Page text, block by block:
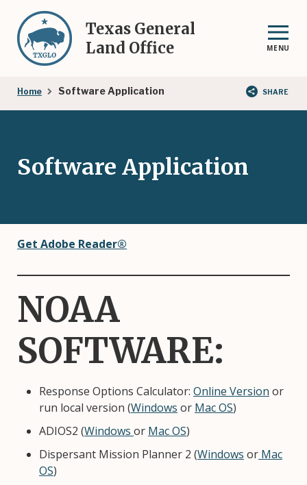
main
content
Texas General
Land Office
MENU
Breadcrumb
Home Software Application SHARE
Software Application
Get Adobe Reader®
NOAA
SOFTWARE:
Response Options Calculator: Online Version or
run local version (Windows or Mac OS)
ADIOS2 (Windows or Mac OS)
Dispersant Mission Planner 2 (Windows or Mac
OS)